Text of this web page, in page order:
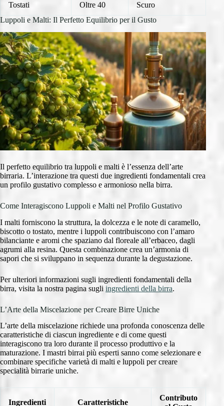
Tostati Oltre 40
Scuro
Luppoli e Malti: Il Perfetto Equilibrio per il Gusto
Il perfetto equilibrio tra luppoli e malti è l’essenza dell’arte
birraria. L’interazione tra questi due ingredienti fondamentali crea
un profilo gustativo complesso e armonioso nella birra.
Come Interagiscono Luppoli e Malti nel Profilo Gustativo
I malti forniscono la struttura, la dolcezza e le note di caramello,
biscotto o tostato, mentre i luppoli contribuiscono con l’amaro
bilanciante e aromi che spaziano dal floreale all’erbaceo, dagli
agrumi alla resina. Questa combinazione crea un’armonia di
sapori che si sviluppano in sequenza durante la degustazione.
Per ulteriori informazioni sugli ingredienti fondamentali della
birra, visita la nostra pagina sugli ingredienti della birra.
L’Arte della Miscelazione per Creare Birre Uniche
L’arte della miscelazione richiede una profonda conoscenza delle
caratteristiche di ciascun ingrediente e di come questi
interagiscono tra loro durante il processo produttivo e la
maturazione. I mastri birrai più esperti sanno come selezionare e
combinare specifiche varietà di malti e luppoli per creare
specialità birrarie uniche.
Ingredienti Caratteristiche
Contributo